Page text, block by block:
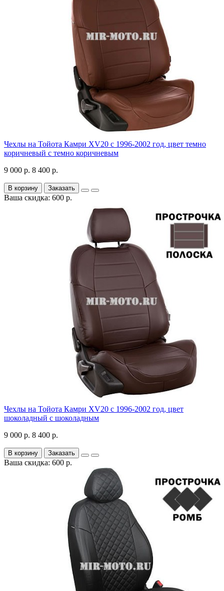
Чехлы на Тойота Камри XV20 с 1996-2002 год, цвет темно
коричневый с темно коричневым
9 000 р. 8 400 р.
В корзину Заказать
Ваша скидка: 600 р.
Чехлы на Тойота Камри XV20 с 1996-2002 год, цвет
шоколадный с шоколадным
9 000 р. 8 400 р.
В корзину Заказать
Ваша скидка: 600 р.